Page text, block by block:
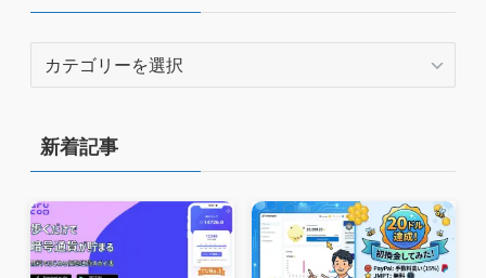
リ
ー
新着記事